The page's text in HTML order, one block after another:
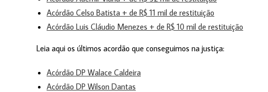
Acórdão Celso Batista + de R$ 11 mil de restituição
Acórdão Luis Cláudio Menezes + de R$ 10 mil de restituição
Leia aqui os últimos acordão que conseguimos na justiça:
Acórdão DP Walace Caldeira
Acórdão DP Wilson Dantas